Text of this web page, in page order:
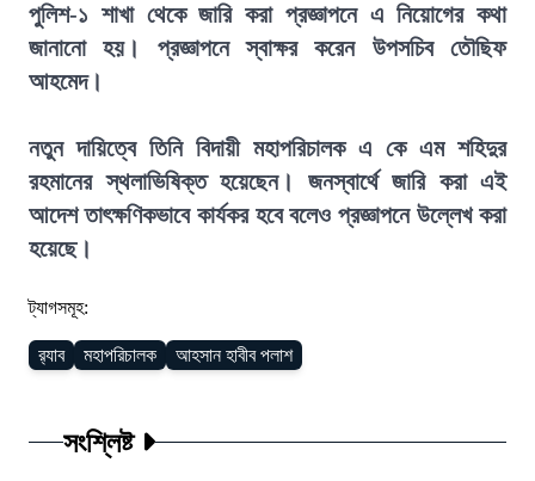
পুলিশ-১ শাখা থেকে জারি করা প্রজ্ঞাপনে এ নিয়োগের কথা
জানানো হয়। প্রজ্ঞাপনে স্বাক্ষর করেন উপসচিব তৌছিফ
আহমেদ।
নতুন দায়িত্বে তিনি বিদায়ী মহাপরিচালক এ কে এম শহিদুর
রহমানের স্থলাভিষিক্ত হয়েছেন। জনস্বার্থে জারি করা এই
আদেশ তাৎক্ষণিকভাবে কার্যকর হবে বলেও প্রজ্ঞাপনে উল্লেখ করা
হয়েছে।
ট্যাগসমূহ:
র‌্যাব মহাপরিচালক আহসান হাবীব পলাশ
সংশ্লিষ্ট